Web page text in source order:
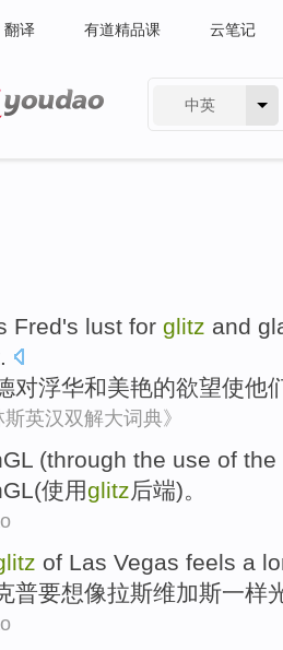
翻译 有道精品课 云笔记
中英
Fred's lust for glitz and
.
对浮华和美艳的欲望使他
斯英汉双解大词典》
(through the use of the
(使用glitz后端)。
of Las Vegas feels a
普要想像拉斯维加斯一样